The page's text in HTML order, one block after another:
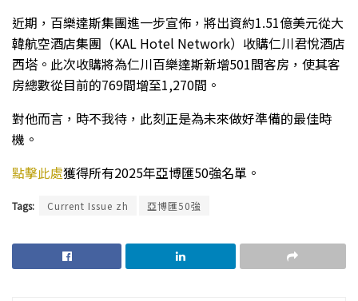
近期，百樂達斯集團進一步宣佈，將出資約1.51億美元從大
韓航空酒店集團（KAL Hotel Network）收購仁川君悅酒店
西塔。此次收購將為仁川百樂達斯新增501間客房，使其客
房總數從目前的769間增至1,270間。
對他而言，時不我待，此刻正是為未來做好準備的最佳時
機。
點擊此處獲得所有2025年亞博匯50強名單。
Tags: Current Issue zh 亞博匯50強